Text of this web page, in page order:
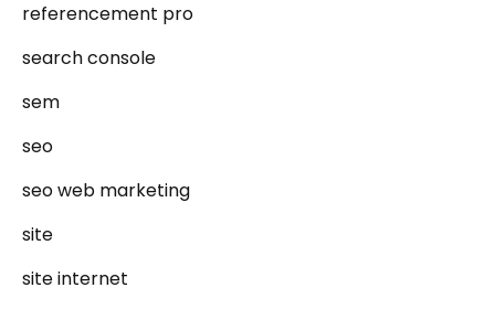
referencement pro
search console
sem
seo
seo web marketing
site
site internet